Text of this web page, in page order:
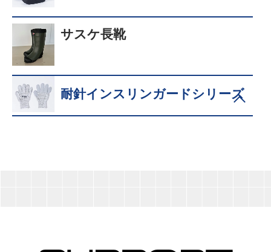
サスケ長靴
耐針インスリンガードシリーズ